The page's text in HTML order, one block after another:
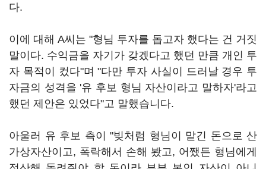
다.
이에 대해 A씨는 "형님 투자를 돕고자 했다는 건 거짓
말이다. 수익금을 자기가 갖겠다고 했던 만큼 개인 투
자 목적이 컸다"며 "다만 투자 사실이 드러날 경우 투
자금의 성격을 '유 후보 형님 자산이라고 말하자'라고
했던 제안은 있었다"고 말했습니다.
아울러 유 후보 측이 "빚처럼 형님이 맡긴 돈으로 산
가상자산이고, 폭락해서 손해 봤고, 어쨌든 형님에게